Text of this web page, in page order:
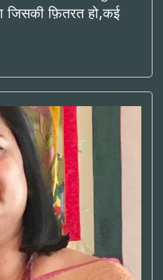
जिसकी फ़ितरत हो,कई